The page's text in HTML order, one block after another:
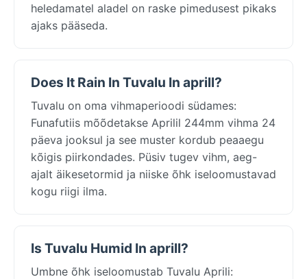
heledamatel aladel on raske pimedusest pikaks
ajaks pääseda.
Does It Rain In Tuvalu In aprill?
Tuvalu on oma vihmaperioodi südames:
Funafutiis mõõdetakse Aprilil 244mm vihma 24
päeva jooksul ja see muster kordub peaaegu
kõigis piirkondades. Püsiv tugev vihm, aeg-
ajalt äikesetormid ja niiske õhk iseloomustavad
kogu riigi ilma.
Is Tuvalu Humid In aprill?
Umbne õhk iseloomustab Tuvalu Aprili: